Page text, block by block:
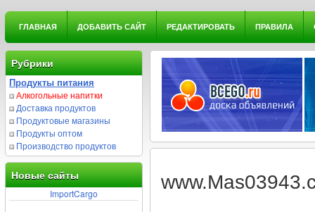
ГЛАВНАЯ ДОБАВИТЬ САЙТ РЕДАКТИРОВАТЬ ПРАВИЛА
Рубрики
Продукты питания
Алкогольные напитки
Доставка продуктов
Продуктовые магазины
Продукты оптом
Производство продуктов
Новые сайты
ImportCargo